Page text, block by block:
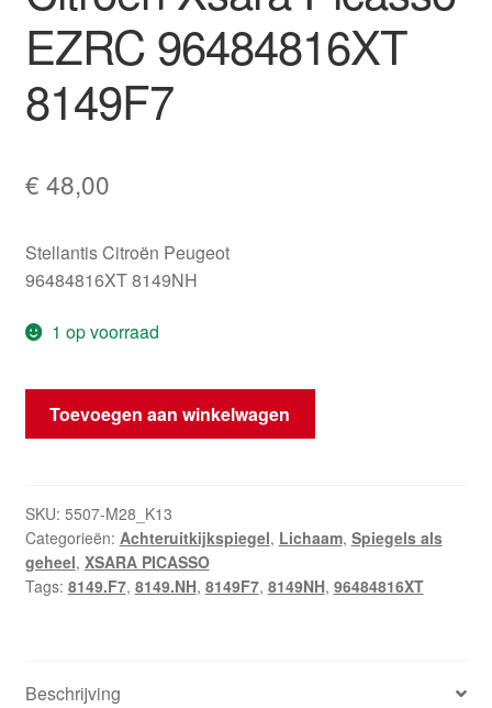
EZRC 96484816XT
8149F7
€ 48,00
Stellantis Citroën Peugeot
96484816XT 8149NH
1 op voorraad
Linker
buitenspiegel
Picasso
EZRC
96484816XT
8149F7
Toevoegen aan winkelwagen
SKU: 5507-M28_K13
Categorieën: Achteruitkijkspiegel, Lichaam, Spiegels als
geheel, XSARA PICASSO
Tags: 8149.F7, 8149.NH, 8149F7, 8149NH, 96484816XT
Beschrijving